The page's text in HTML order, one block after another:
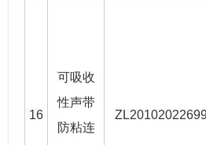
16
可吸收
性声带
防粘连